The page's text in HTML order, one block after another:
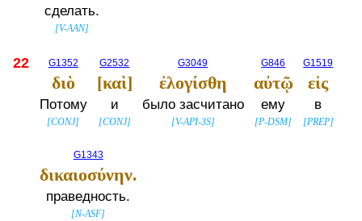
сделать.
[V-AAN]
22 G1352
διὸ
Потому
[CONJ]
G2532
[καὶ]
и
[CONJ]
G3049
ἐλογίσθη
было засчитано
[V-API-3S]
G846
αὐτῷ
ему
[P-DSM]
G1519
εἰς
в
[PREP]
G1343
δικαιοσύνην.
праведность.
[N-ASF]